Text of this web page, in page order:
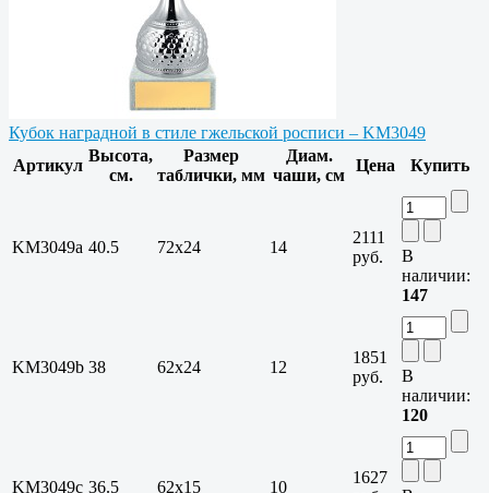
Кубок наградной в стиле гжельской росписи – KM3049
Артикул
Высота,
см.
Размер
таблички, мм
Диам.
чаши, см
Цена Купить
KM3049a 40.5 72х24 14
2111
руб.
В
наличии:
147
KM3049b 38 62х24 12
1851
руб.
В
наличии:
120
KM3049c 36.5 62х15 10
1627